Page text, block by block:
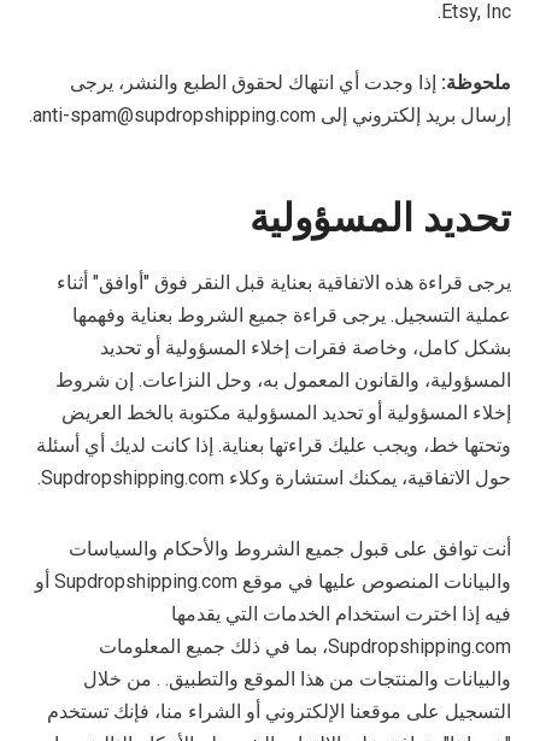
Etsy, Inc.
ملحوظة: إذا وجدت أي انتهاك لحقوق الطبع والنشر، يرجى
إرسال بريد إلكتروني إلى anti-spam@supdropshipping.com.
تحديد المسؤولية
يرجى قراءة هذه الاتفاقية بعناية قبل النقر فوق "أوافق" أثناء
عملية التسجيل. يرجى قراءة جميع الشروط بعناية وفهمها
بشكل كامل، وخاصة فقرات إخلاء المسؤولية أو تحديد
المسؤولية، والقانون المعمول به، وحل النزاعات. إن شروط
إخلاء المسؤولية أو تحديد المسؤولية مكتوبة بالخط العريض
وتحتها خط، ويجب عليك قراءتها بعناية. إذا كانت لديك أي أسئلة
حول الاتفاقية، يمكنك استشارة وكلاء Supdropshipping.com.
أنت توافق على قبول جميع الشروط والأحكام والسياسات
والبيانات المنصوص عليها في موقع Supdropshipping.com أو
فيه إذا اخترت استخدام الخدمات التي يقدمها
Supdropshipping.com، بما في ذلك جميع المعلومات
والبيانات والمنتجات من هذا الموقع والتطبيق. . من خلال
التسجيل على موقعنا الإلكتروني أو الشراء منا، فإنك تستخدم